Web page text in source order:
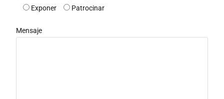
Exponer
Patrocinar
Mensaje